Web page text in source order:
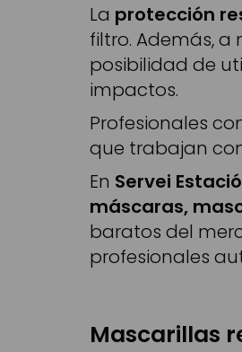
La protección
filtro. Además, a
posibilidad de
impactos.
Profesionales
que trabajan
En Servei Estació
máscaras,
baratos del
profesionales
Mascarillas